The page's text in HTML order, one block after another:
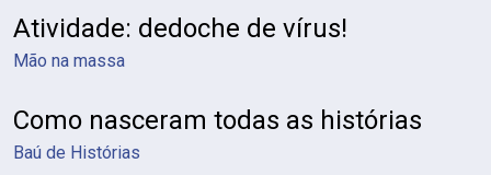
Atividade: dedoche de vírus!
Mão na massa
Como nasceram todas as histórias
Baú de Histórias